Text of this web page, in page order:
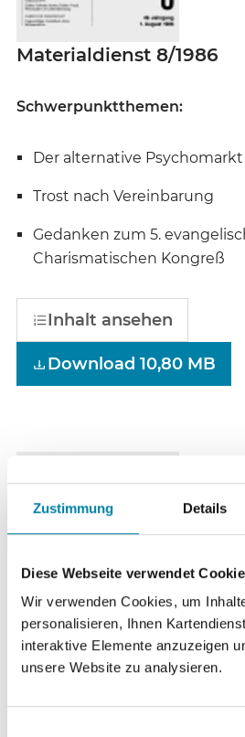
Zustimmung Details
Diese Webseite verwendet
Wir verwenden Cookies, um
personalisieren, Ihnen
interaktive Elemente anzuzeigen
unsere Website zu analysieren.
Materialdienst 8/1986
Schwerpunktthemen:
Der alternative
Trost nach Vereinbarung
Gedanken zum 5.
Charismatischen Kongreß
Inhalt ansehen
Download 10,80 MB